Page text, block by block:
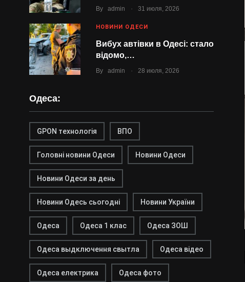
By admin . 31 июля, 2026
НОВИНИ ОДЕСИ
Вибух автівки в Одесі: стало
відомо,…
By admin . 28 июля, 2026
Одеса:
GPON технологія ВПО
Головні новини Одеси Новини Одеси
Новини Одеси за день
Новини Одесь сьогодні Новини України
Одеса Одеса 1 клас Одеса ЗОШ
Одеса выдключення свытла Одеса відео
Одеса електрика Одеса фото